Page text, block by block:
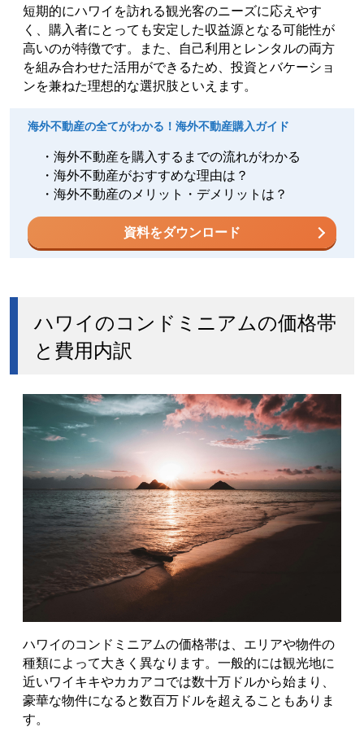
短期的にハワイを訪れる観光客のニーズに応えやす
く、購入者にとっても安定した収益源となる可能性が
高いのが特徴です。また、自己利用とレンタルの両方
を組み合わせた活用ができるため、投資とバケーショ
ンを兼ねた理想的な選択肢といえます。
海外不動産の全てがわかる！海外不動産購入ガイド
・海外不動産を購入するまでの流れがわかる
・海外不動産がおすすめな理由は？
・海外不動産のメリット・デメリットは？
資料をダウンロード
ハワイのコンドミニアムの価格帯
と費用内訳
ハワイのコンドミニアムの価格帯は、エリアや物件の
種類によって大きく異なります。一般的には観光地に
近いワイキキやカカアコでは数十万ドルから始まり、
豪華な物件になると数百万ドルを超えることもありま
す。